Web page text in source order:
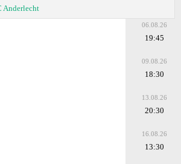
Anderlecht
06.08.26
19:45
09.08.26
18:30
13.08.26
20:30
16.08.26
13:30